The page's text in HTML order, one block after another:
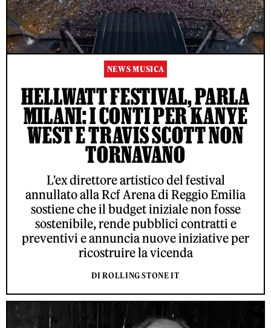
NEWS MUSICA
HELLWATT FESTIVAL, PARLA
MILANI: I CONTI PER KANYE
WEST E TRAVIS SCOTT NON
TORNAVANO
L'ex direttore artistico del festival
annullato alla Rcf Arena di Reggio Emilia
sostiene che il budget iniziale non fosse
sostenibile, rende pubblici contratti e
preventivi e annuncia nuove iniziative per
ricostruire la vicenda
DI ROLLING STONE IT